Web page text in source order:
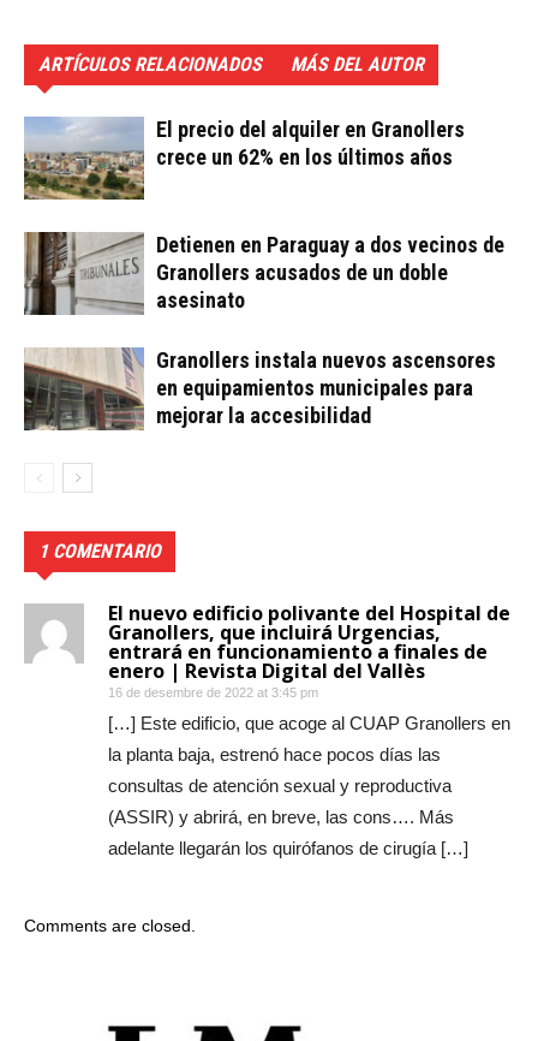
ARTÍCULOS RELACIONADOS MÁS DEL AUTOR
El precio del alquiler en Granollers
crece un 62% en los últimos años
Detienen en Paraguay a dos vecinos de
Granollers acusados de un doble
asesinato
Granollers instala nuevos ascensores
en equipamientos municipales para
mejorar la accesibilidad
1 COMENTARIO
El nuevo edificio polivante del Hospital de
Granollers, que incluirá Urgencias,
entrará en funcionamiento a finales de
enero | Revista Digital del Vallès
16 de desembre de 2022 at 3:45 pm
[…] Este edificio, que acoge al CUAP Granollers en
la planta baja, estrenó hace pocos días las
consultas de atención sexual y reproductiva
(ASSIR) y abrirá, en breve, las cons…. Más
adelante llegarán los quirófanos de cirugía […]
Comments are closed.